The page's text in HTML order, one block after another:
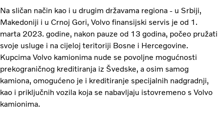
Na sličan način kao i u drugim državama regiona - u Srbiji,
Makedoniji i u Crnoj Gori, Volvo finansijski servis je od 1.
marta 2023. godine, nakon pauze od 13 godina, počeo pružati
svoje usluge i na cijeloj teritoriji Bosne i Hercegovine.
Kupcima Volvo kamionima nude se povoljne mogućnosti
prekograničnog kreditiranja iz Švedske, a osim samog
kamiona, omogućeno je i kreditiranje specijalnih nadgradnji,
kao i priključnih vozila koja se nabavljaju istovremeno s Volvo
kamionima.